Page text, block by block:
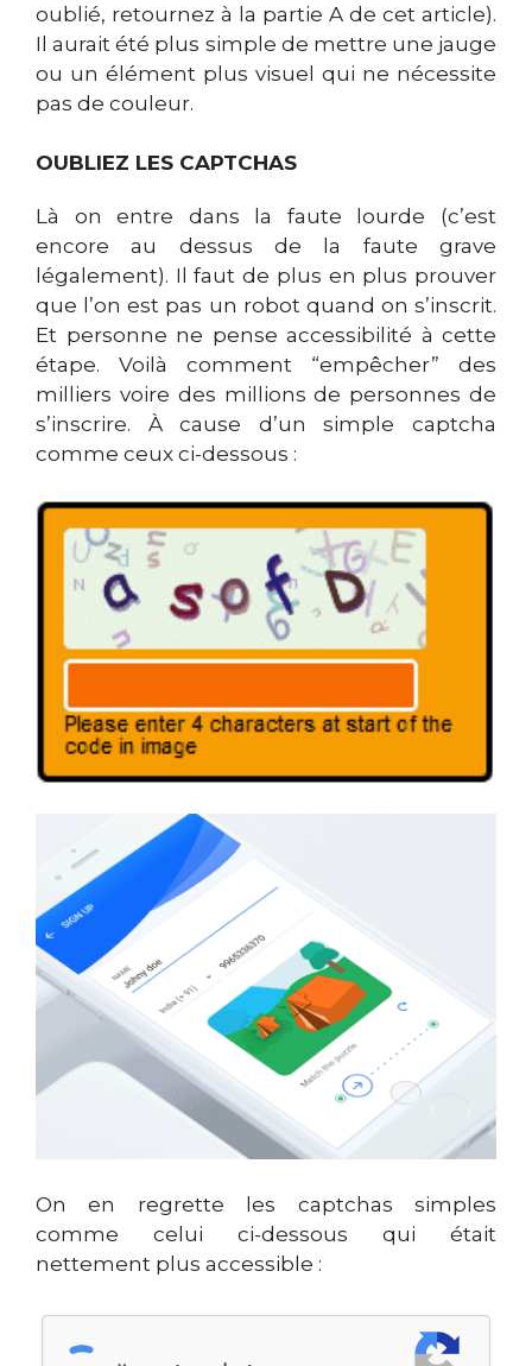
oublié, retournez à la partie A de cet article).
Il aurait été plus simple de mettre une jauge
ou un élément plus visuel qui ne nécessite
pas de couleur.
OUBLIEZ LES CAPTCHAS
Là on entre dans la faute lourde (c’est
encore au dessus de la faute grave
légalement). Il faut de plus en plus prouver
que l’on est pas un robot quand on s’inscrit.
Et personne ne pense accessibilité à cette
étape. Voilà comment “empêcher” des
milliers voire des millions de personnes de
s’inscrire. À cause d’un simple captcha
comme ceux ci-dessous :
On en regrette les captchas simples
comme celui ci-dessous qui était
nettement plus accessible :